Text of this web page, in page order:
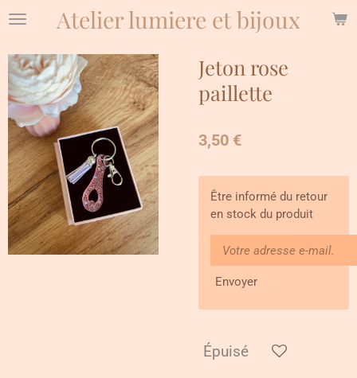
Passer
principal
Atelier lumiere et bijoux
Jeton rose
paillette
3,50 €
Être informé du retour
en stock du produit
Envoyer
Épuisé